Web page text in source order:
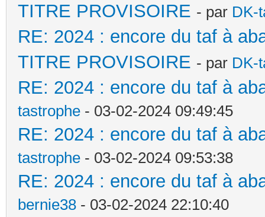
TITRE PROVISOIRE - par DK-
RE: 2024 : encore du taf à
TITRE PROVISOIRE - par DK-
RE: 2024 : encore du taf à
tastrophe - 03-02-2024 09:49:45
RE: 2024 : encore du taf à
tastrophe - 03-02-2024 09:53:38
RE: 2024 : encore du taf à
bernie38 - 03-02-2024 22:10:40